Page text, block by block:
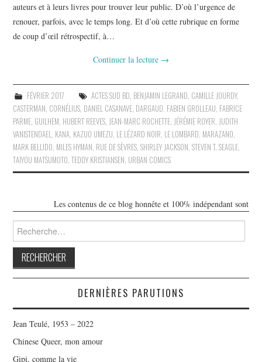
auteurs et à leurs livres pour trouver leur public. D’où l’urgence de
renouer, parfois, avec le temps long. Et d’où cette rubrique en forme
de coup d’œil rétrospectif, à…
Continuer la lecture →
FÉVRIER 2017 ACTES SUD BD, BENJAMIN LEGRAND, CAMILLE JOURDY,
CASTERMAN, CORNÉLIUS, DANIEL CASANAVE, DARGAUD, FABIEN GROLLEAU, FABRICE
PARME, GUILHEM, HUBERT REEVES, JEAN-MARC ROCHETTE, JÉRÉMIE ROYER, JUDITH
VANISTENDAEL, KANA, KAZUO UMEZU, LE LÉZARD NOIR, LE LOMBARD, MARAZANO,
MARK BELLIDO, MILES HYMAN, RUE DE SÈVRES,SHIRLEY JACKSON,STEVEN T. SEAGLE,
TAIYOU MATSUMOTO,TEDDY KRISTIANSEN, URBAN COMICS
Les contenus de ce blog honnête et 100% indépendant sont
Rechercher :
DERNIÈRES PARUTIONS
Jean Teulé, 1953 – 2022
Chinese Queer, mon amour
Gipi, comme la vie